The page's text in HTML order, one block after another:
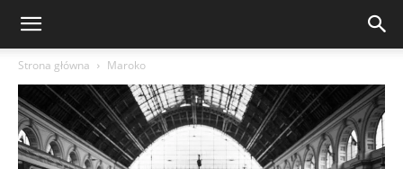
Strona główna Maroko